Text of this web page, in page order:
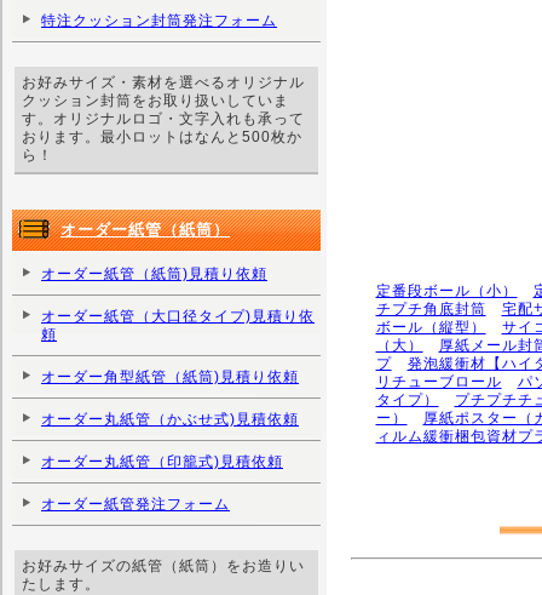
定番段ボール（小）
チプチ角底封筒
宅配
ボール（縦型）
サイ
（大）
厚紙メール封
プ
発泡緩衝材【ハイ
リチューブロール
パ
タイプ）
プチプチチ
ー）
厚紙ポスター（
ィルム緩衝梱包資材プ
特注クッション封筒発注フォーム
お好みサイズ・素材を選べるオリジナル
クッション封筒をお取り扱いしていま
す。オリジナルロゴ・文字入れも承って
おります。最小ロットはなんと500枚か
ら！
オーダー紙管（紙筒）
オーダー紙管（紙筒)見積り依頼
オーダー紙管（大口径タイプ)見積り依
頼
オーダー角型紙管（紙筒)見積り依頼
オーダー丸紙管（かぶせ式)見積依頼
オーダー丸紙管（印籠式)見積依頼
オーダー紙管発注フォーム
お好みサイズの紙管（紙筒）をお造りい
たします。